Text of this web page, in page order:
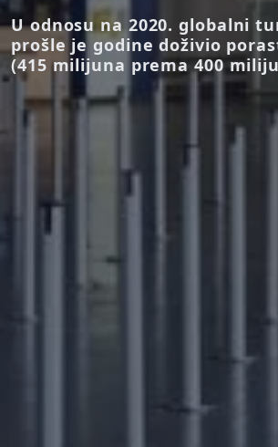
U odnosu na 2020. globalni
prošle je godine doživio
(415 milijuna prema 400